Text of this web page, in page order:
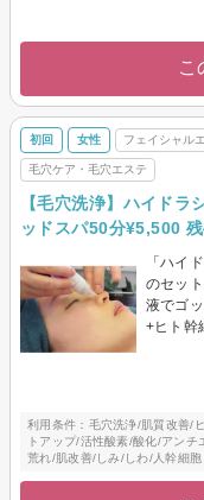
こ
初回 女性 フェイシャル
毛穴ケア・毛穴エステ
【毛穴洗浄】ハイド
ッドスパ50分¥5,500 残
「ハイ
のセッ
液でゴ
+ヒト幹
利用条件：毛穴洗浄/肌質改善/
トアップ/活性酸素/酸化/アン
荒れ/肌改善/しみ/しわ/人幹細胞